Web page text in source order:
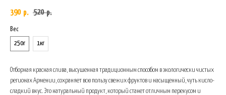
390 р. 520 р.
Вес
250г 1кг
Отборная красная слива, высушенная традиционным способом в экологически чистых
регионах Армении, сохраняет всю пользу свежих фруктов и насыщенный, чуть кисло-
сладкий вкус. Это натуральный продукт, который станет отличным перекусом и